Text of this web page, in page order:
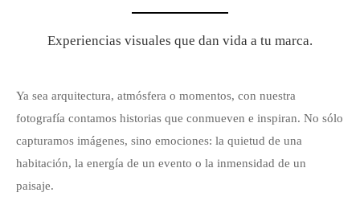
Experiencias visuales que dan vida a tu marca.
Ya sea arquitectura, atmósfera o momentos, con nuestra
fotografía contamos historias que conmueven e inspiran. No sólo
capturamos imágenes, sino emociones: la quietud de una
habitación, la energía de un evento o la inmensidad de un
paisaje.